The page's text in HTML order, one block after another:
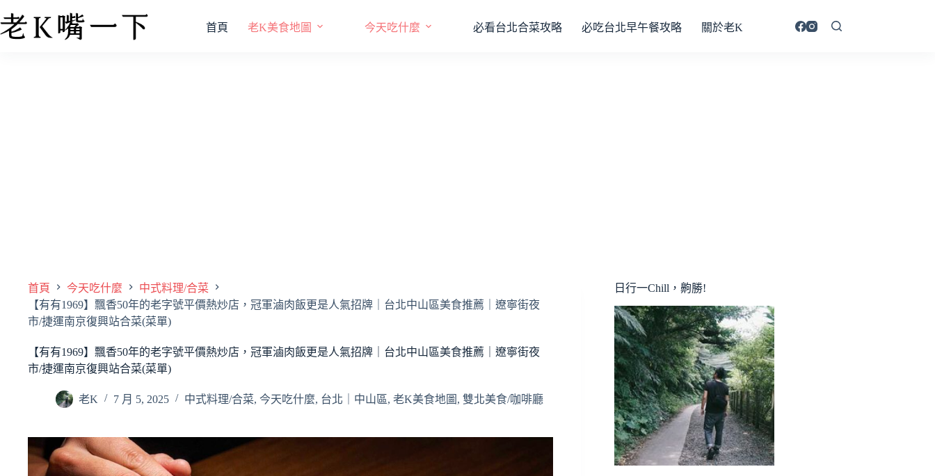
首頁 老K美食地圖 今天吃什麼 必看台北合菜攻略 必吃台北早午餐攻略 關於老K
首頁 今天吃什麼
中式料理/合菜
【有有1969】飄香50年的老字號平價熱炒店，冠軍滷肉飯更是人氣招牌｜台北中山區美食推薦｜遼寧街夜
市/捷運南京復興站合菜(菜單)
【有有1969】飄香50年的老字號平價熱炒店，冠軍滷肉飯更是人氣招牌｜台北中山區美食推薦｜遼寧街夜
市/捷運南京復興站合菜(菜單)
老K 7 月 5, 2025 中式料理/合菜, 今天吃什麼, 台北｜中山區, 老K美食地圖 , 雙北美食/咖啡廳
日行一Chill，齁勝!